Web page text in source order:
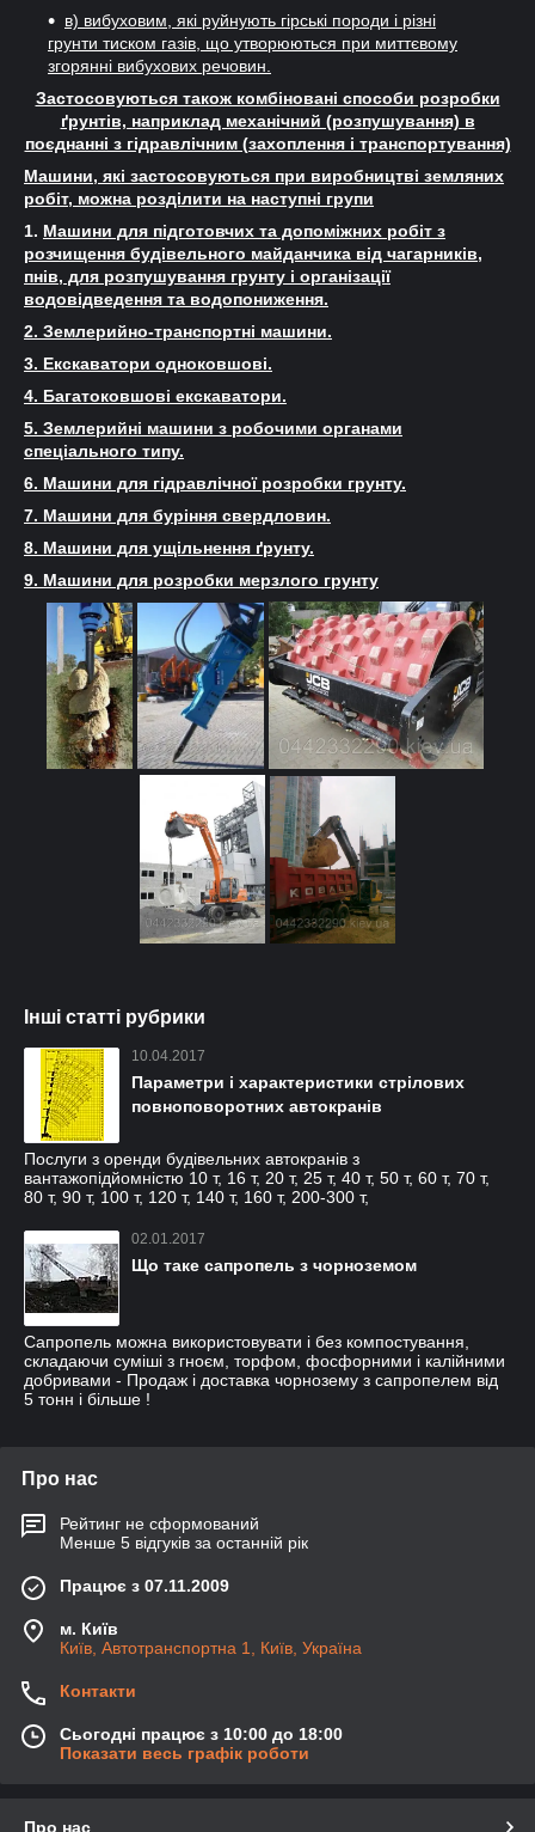
в) вибуховим, які руйнують гірські породи і різні
грунти тиском газів, що утворюються при миттєвому
згорянні вибухових речовин.
Застосовуються також комбіновані способи розробки
ґрунтів, наприклад механічний (розпушування) в
поєднанні з гідравлічним (захоплення і транспортування)
Машини, які застосовуються при виробництві земляних
робіт, можна розділити на наступні групи
1. Машини для підготовчих та допоміжних робіт з
розчищення будівельного майданчика від чагарників,
пнів, для розпушування грунту і організації
водовідведення та водопониження.
2. Землерийно-транспортні машини.
3. Екскаватори одноковшові.
4. Багатоковшові екскаватори.
5. Землерийні машини з робочими органами
спеціального типу.
6. Машини для гідравлічної розробки грунту.
7. Машини для буріння свердловин.
8. Машини для ущільнення ґрунту.
9. Машини для розробки мерзлого грунту
Інші статті рубрики
10.04.2017
Параметри і характеристики стрілових
повноповоротних автокранів
Послуги з оренди будівельних автокранів з
вантажопідйомністю 10 т, 16 т, 20 т, 25 т, 40 т, 50 т, 60 т, 70 т,
80 т, 90 т, 100 т, 120 т, 140 т, 160 т, 200-300 т,
02.01.2017
Що таке сапропель з чорноземом
Сапропель можна використовувати і без компостування,
складаючи суміші з гноєм, торфом, фосфорними і калійними
добривами - Продаж і доставка чорнозему з сапропелем від
5 тонн і більше !
Про нас
Рейтинг не сформований
Менше 5 відгуків за останній рік
Працює з 07.11.2009
м. Київ
Київ, Автотранспортна 1, Київ, Україна
Контакти
Сьогодні працює з 10:00 до 18:00
Показати весь графік роботи
Про нас